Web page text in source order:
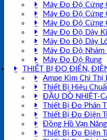
Máy Đo Độ Cứng
Máy Đo Độ Cứng
Máy Đo Độ Cứng
Máy Đo Độ Dày
Máy Đo Độ Dày
Máy Đo Độ Nhám
Máy Đo Độ Rung
THIẾT BỊ ĐO ĐIỆN,
Ampe Kìm Chỉ Thị
Thiết Bị Hiệu
ĐẦU DÒ NHIỆT-
Thiết Bị Đo Phân
Thiết Bị Đo Điện
Đồng Hồ Vạn Năng
Thiết Bị Đo Điện